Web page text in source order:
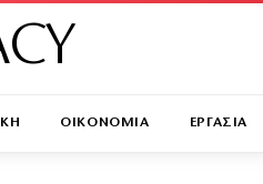
ΟΙΚΟΝΟΜΙΑ ΕΡΓΑΣΙΑ